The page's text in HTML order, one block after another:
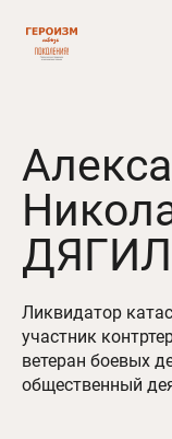
Ликвидатор
участник
ветеран боевых
общественный